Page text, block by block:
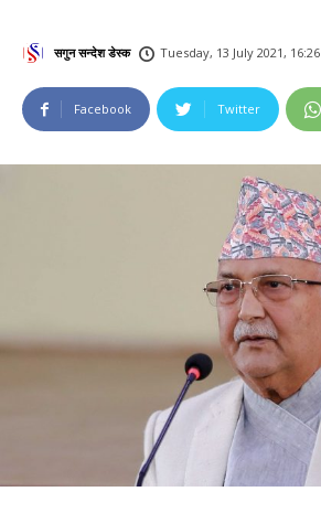
सगुन सन्देश डेस्क Tuesday, 13 July 2021, 16:26
Facebook Twitter